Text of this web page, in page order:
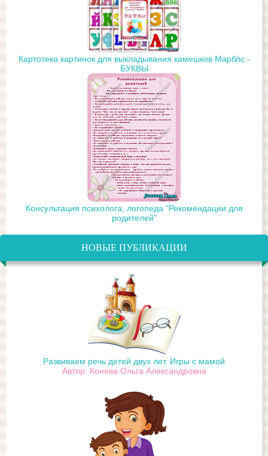
Картотека картинок для выкладывания камешков Марблс -
БУКВЫ
Консультация психолога, логопеда "Рекомендации для
родителей"
НОВЫЕ ПУБЛИКАЦИИ
Развиваем речь детей двух лет. Игры с мамой
Автор: Конева Ольга Александровна